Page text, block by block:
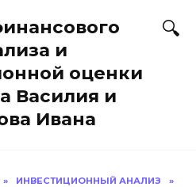
и
оценки
Василия и
Ивана
» ИНВЕСТИЦИОННЫЙ АНАЛИЗ
»